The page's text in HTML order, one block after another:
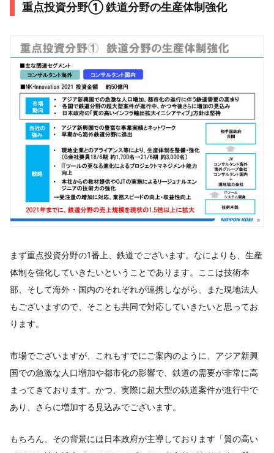
重点投資分野① 鉄道分野の生産体制強化
まず重点投資分野の1番上、鉄道でございます。なによりも、生産
体制を強化していきたいということであります。ここは技術本
部、そして海外・国内のそれぞれが連携しながら、また現地法人
もございますので、そことも共同で対応していきたいと思ってお
ります。
市場でございますが、これもすでにご案内のように、アジア新興
国での急激な人口増加や都市化の影響で、鉄道の需要が非常に高
まってきております。かつ、実際に超大型の鉄道案件が進行中で
あり、さらに増加する見込みでございます。
もちろん、その背景には日本政府が主導しております「質の高い